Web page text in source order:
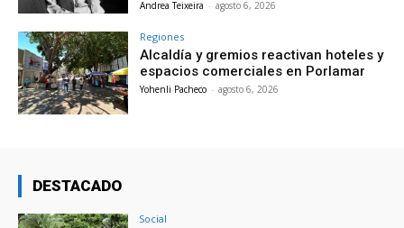
Andrea Teixeira - agosto 6, 2026
Regiones
Alcaldía y gremios reactivan hoteles y
espacios comerciales en Porlamar
Yohenli Pacheco - agosto 6, 2026
DESTACADO
Social